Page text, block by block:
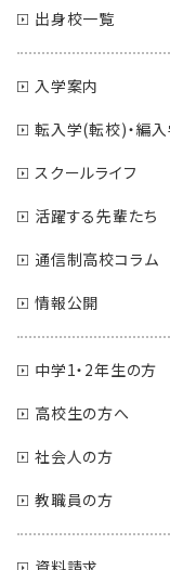
出身校一覧
入学案内
転入学(転校)・編
スクールライフ
活躍する先輩たち
通信制高校コラム
情報公開
中学1・2年生の方
高校生の方へ
社会人の方
教職員の方